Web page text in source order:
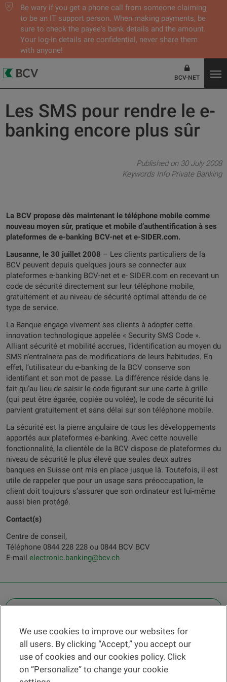
Be wary if you get a phone call from someone claiming
to be an IT support person. When making payments, be
sure to check the payee's bank details and the amount.
Your log-in details are confidential, never share them
with anyone!
BCV-NET
Les SMS pour rendre le e-
banking encore plus sûr
Published on 30 July 2008
Keywords Info Private Banking
La BCV propose dès maintenant le téléphone mobile comme
nouveau moyen sûr, pratique et mobile d’authentification à ses
plateformes de e-banking BCV-net et e-SIDER.com.
Lausanne, le 30 juillet 2008 – Les clients particuliers de la
BCV peuvent depuis quelques jours se connecter aux
plateformes e-banking BCV-net et e- SIDER.com en recevant un
code de sécurité directement sur leur téléphone mobile,
gratuitement et au niveau de sécurité optimal attendu de ce
type de service.
La Banque engage vivement ses clients à adopter cette
innovation technologique appelée « Security SMS Code ».
Alliant sécurité et mobilité accrues, l’identification au moyen du
SMS n’entraînera pas de modifications de leurs habitudes. En
effet, l’utilisateur du e-banking de la BCV conserve son
identifiant et son mot de passe. La différence réside dans le
fait qu’au lieu de saisir le code figurant sur une carte à grille
(qui peut être égarée, copiée ou volée), le code de sécurité lui
parvient gratuitement et sans délai sur son téléphone mobile.
La sécurité est la pierre angulaire de tous les développements
apportés aux plateformes e-banking. Avec cette nouvelle
fonctionnalité, la clientèle de la BCV dispose de plateformes du
niveau de sécurité le plus élevé que seules deux autres
banques en Suisse ont mis en place jusque là. Toutefois, il est
utile de rappeler que pour un usage sans préoccupation, le
client doit toujours s’assurer que son ordinateur est lui-même
aussi bien protégé.
Contact(s)
Centre de conseil,
Téléphone 0844 228 228 ou 0844 BCV BCV
E-mail electronic.banking@bcv.ch
Find a branch
Help and contact
News
We use cookies to improve our websites for
all users. By clicking “Accept,” you accept our
use of cookies and our cookies policy. Click
on “Personalize” to change your cookie